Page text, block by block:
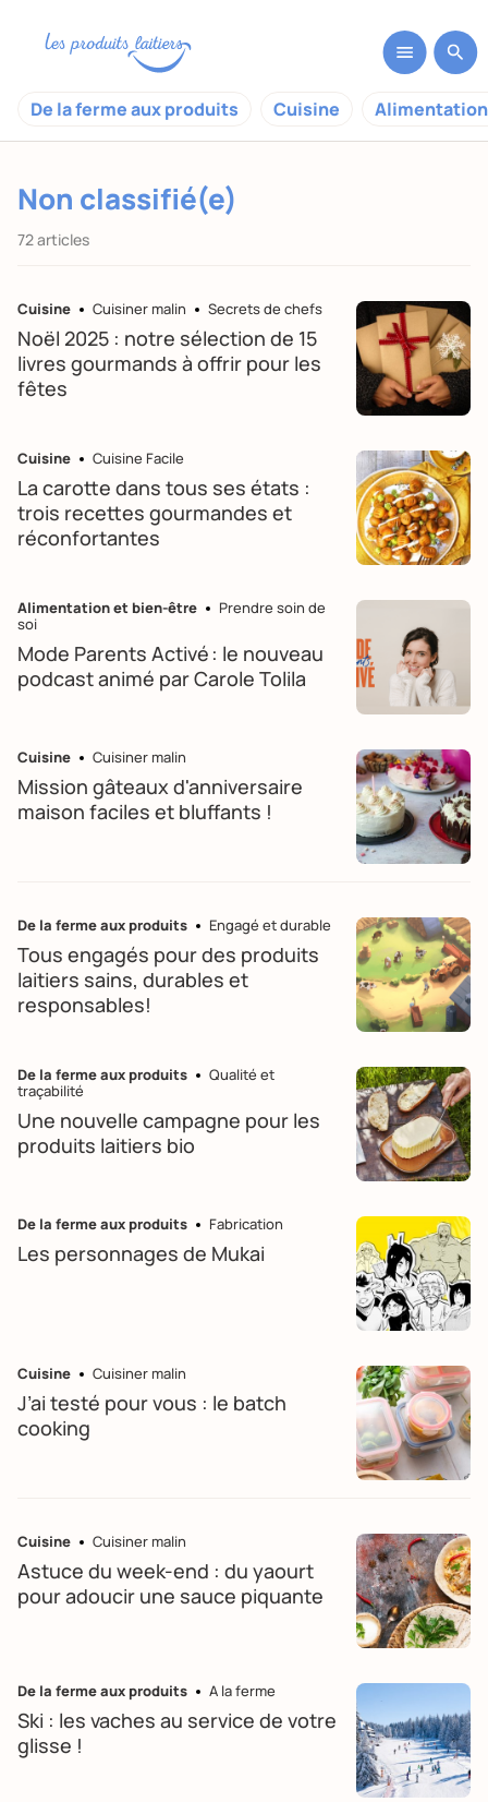
De la ferme aux produits Cuisine
Non classifié(e)
72 articles
Cuisine Cuisiner malin Secrets de chefs
Noël 2025 : notre sélection de 15
livres gourmands à offrir pour les
fêtes
Cuisine Cuisine Facile
La carotte dans tous ses états :
trois recettes gourmandes et
réconfortantes
Alimentation et bien-être
Prendre soin de
soi
Mode Parents Activé : le nouveau
podcast animé par Carole Tolila
Cuisine Cuisiner malin
Mission gâteaux d'anniversaire
maison faciles et bluffants !
De la ferme aux produits Engagé et durable
Tous engagés pour des produits
laitiers sains, durables et
responsables!
De la ferme aux produits
Qualité et
traçabilité
Une nouvelle campagne pour les
produits laitiers bio
De la ferme aux produits Fabrication
Les personnages de Mukai
Cuisine Cuisiner malin
J’ai testé pour vous : le batch
cooking
Cuisine Cuisiner malin
Astuce du week-end : du yaourt
pour adoucir une sauce piquante
De la ferme aux produits A la ferme
Ski : les vaches au service de votre
glisse !